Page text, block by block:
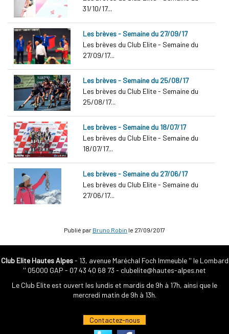
31/10/17...
Les brèves - Semaine du 27/09/17
Les brèves du Club Elite - Semaine du
27/09/17...
Les brèves - Semaine du 25/08/17
Les brèves du Club Elite - Semaine du
25/08/17...
Les brèves - Semaine du 18/07/17
Les brèves du Club Elite - Semaine du
18/07/17...
Les brèves - Semaine du 27/06/17
Les brèves du Club Elite - Semaine du
27/06/17...
Publié par Bruno Robin le 27/09/2017
Club Elite Hautes Alpes- 13, avenue Maréchal Foch Immeuble '' le Lombard
'' 05000 GAP - 07 43 40 68 73 - clubelite@hautes-alpes.net
Le Club Elite est ouvert les lundis et mardis de 9h à 17h, ainsi que le
mercredi matin de 9h à 13h.
Contactez-nous